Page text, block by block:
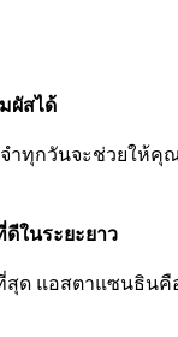
ผัสได้
ำทุกวันจะช่วยให้คุ
ในระยะยาว
ด แอสตาแซนธิน